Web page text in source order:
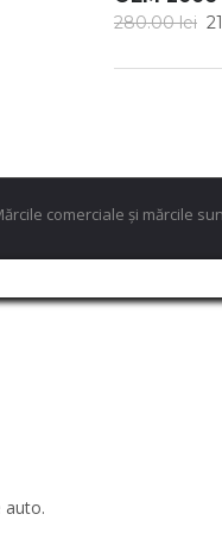
280.00lei
comerciale și mărcile
auto.